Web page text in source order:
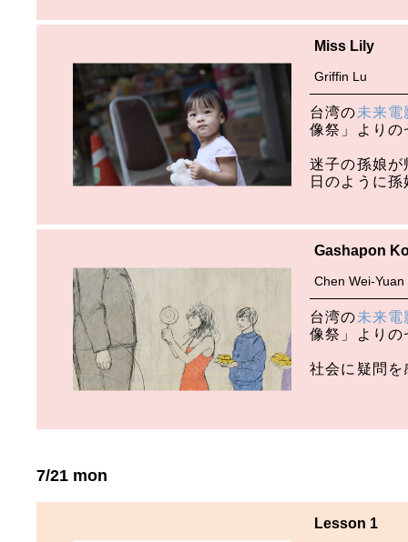
Miss Lily
Griffin Lu
台湾の未来電
像祭」より
迷子の孫娘
日のように
Gashapon
Chen Wei-Yuan
台湾の未来電
像祭」より
社会に疑問
7/21 mon
Lesson 1